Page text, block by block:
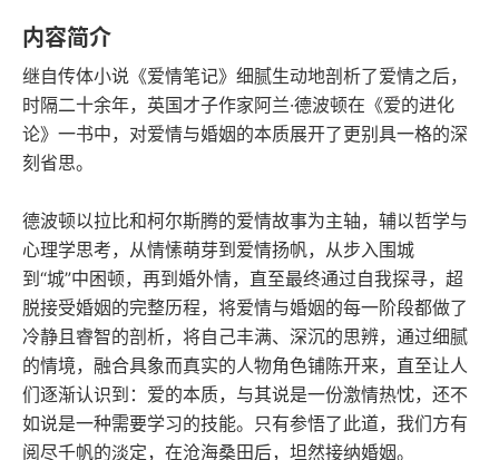
内容简介
继自传体小说《爱情笔记》细腻生动地剖析了爱情之后，
时隔二十余年，英国才子作家阿兰·德波顿在《爱的进化
论》一书中，对爱情与婚姻的本质展开了更别具一格的深
刻省思。
德波顿以拉比和柯尔斯腾的爱情故事为主轴，辅以哲学与
心理学思考，从情愫萌芽到爱情扬帆，从步入围城
到“城”中困顿，再到婚外情，直至最终通过自我探寻，超
脱接受婚姻的完整历程，将爱情与婚姻的每一阶段都做了
冷静且睿智的剖析，将自己丰满、深沉的思辨，通过细腻
的情境，融合具象而真实的人物角色铺陈开来，直至让人
们逐渐认识到：爱的本质，与其说是一份激情热忱，还不
如说是一种需要学习的技能。只有参悟了此道，我们方有
阅尽千帆的淡定，在沧海桑田后，坦然接纳婚姻。